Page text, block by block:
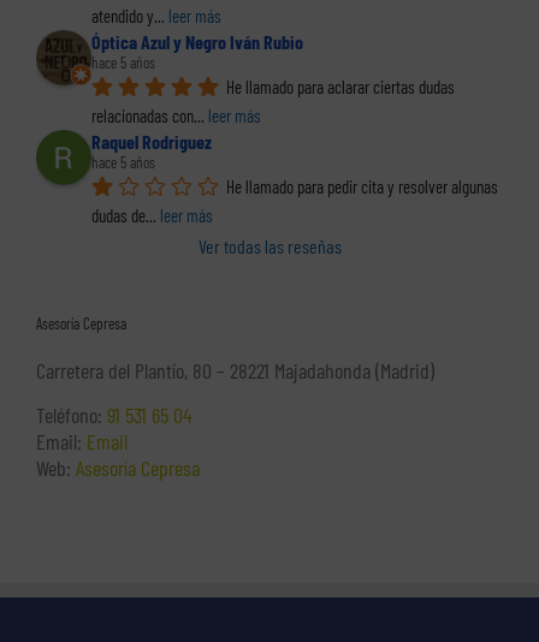
atendido y... leer más
Óptica Azul y Negro Iván Rubio
hace 5 años
He llamado para aclarar ciertas dudas
relacionadas con... leer más
Raquel Rodriguez
hace 5 años
He llamado para pedir cita y resolver algunas
dudas de... leer más
Ver todas las reseñas
Asesoría Cepresa
Carretera del Plantío, 80 – 28221 Majadahonda (Madrid)
Teléfono: 91 531 65 04
Email: Email
Web: Asesoría Cepresa